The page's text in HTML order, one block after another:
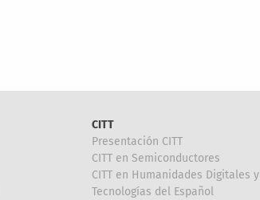
CITT
Presentación CITT
CITT en Semiconductores
CITT en Humanidades Digitales y
Tecnologías del Español